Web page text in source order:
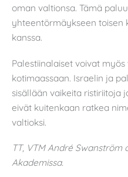
oman valtionsa. Tämä
yhteentörmäykseen toisen
kanssa.
Palestiinalaiset voivat
kotimaassaan. Israelin ja
sisällään vaikeita ristiriitoja
eivät kuitenkaan ratkea
valtioksi.
TT, VTM André
Akademissa.